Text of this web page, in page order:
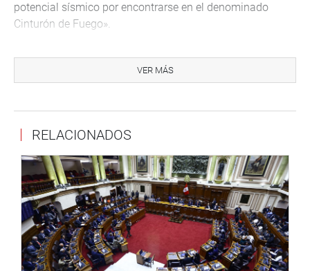
potencial sísmico por encontrarse en el denominado
Cinturón de Fuego».
VER MÁS
RELACIONADOS